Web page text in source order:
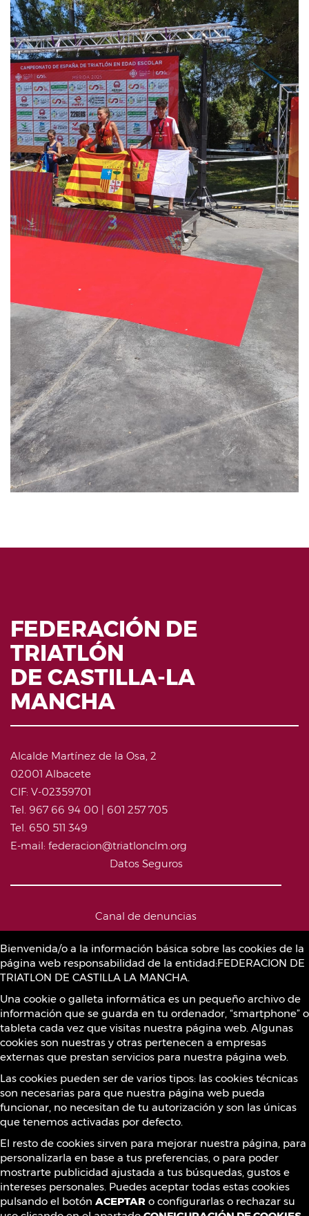
Bienvenida/o a la información básica sobre las cookies de la
página web responsabilidad de la entidad:FEDERACION DE
TRIATLON DE CASTILLA LA MANCHA.
Una cookie o galleta informática es un pequeño archivo de
información que se guarda en tu ordenador, “smartphone” o
tableta cada vez que visitas nuestra página web. Algunas
cookies son nuestras y otras pertenecen a empresas
externas que prestan servicios para nuestra página web.
Las cookies pueden ser de varios tipos: las cookies técnicas
son necesarias para que nuestra página web pueda
funcionar, no necesitan de tu autorización y son las únicas
que tenemos activadas por defecto.
El resto de cookies sirven para mejorar nuestra página, para
personalizarla en base a tus preferencias, o para poder
mostrarte publicidad ajustada a tus búsquedas, gustos e
intereses personales. Puedes aceptar todas estas cookies
pulsando el botón ACEPTAR o configurarlas o rechazar su
FEDERACIÓN DE
TRIATLÓN
DE CASTILLA-LA
MANCHA
Alcalde Martínez de la Osa, 2
02001 Albacete
CIF: V-02359701
Tel. 967 66 94 00 | 601 257 705
Tel. 650 511 349
E-mail: federacion@triatlonclm.org
Datos Seguros
Canal de denuncias
Política de Cookies
Sustancias prohibidas
Contacto
¡Síguenos!